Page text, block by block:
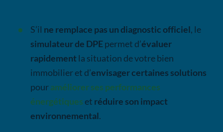
S’il ne remplace pas un diagnostic officiel, le
simulateur de DPEpermet d’évaluer
rapidementla situation de votre bien
immobilier et d’envisager certaines solutions
pouraméliorer ses performances
énergétiques et réduire son impact
environnemental.